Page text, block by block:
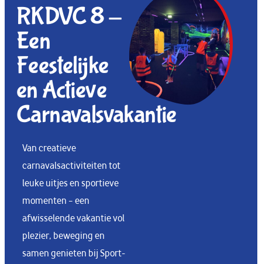
RKDVC 8 -
Een
Feestelijke
en Actieve
Carnavalsvakantie
Van creatieve
carnavalsactiviteiten tot
leuke uitjes en sportieve
momenten – een
afwisselende vakantie vol
plezier, beweging en
samen genieten bij Sport-